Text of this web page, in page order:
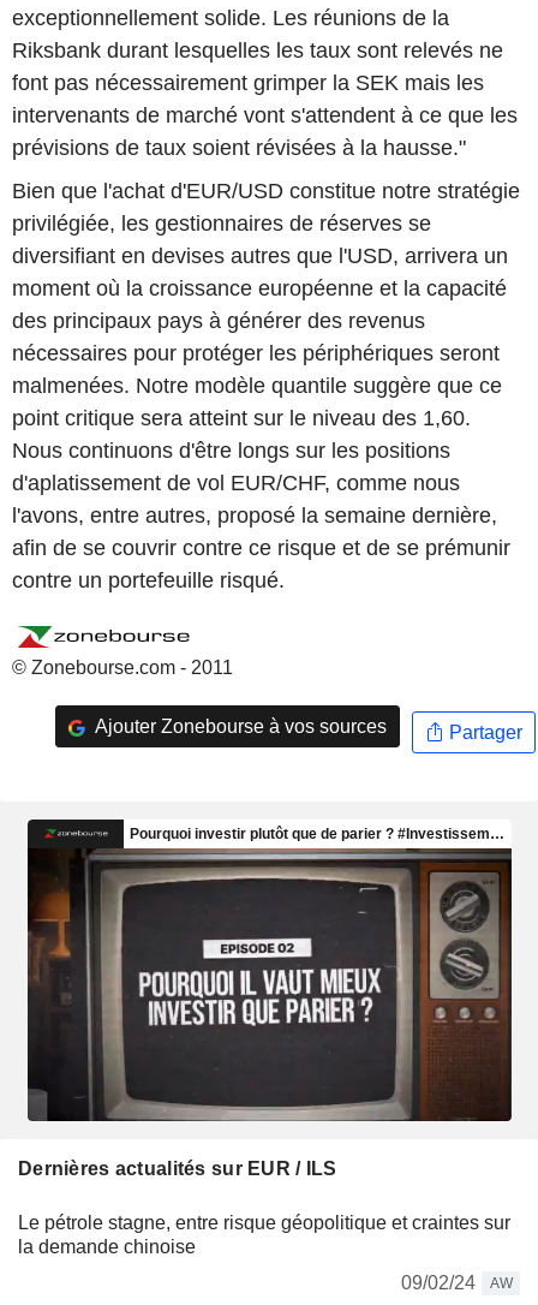
exceptionnellement solide. Les réunions de la
Riksbank durant lesquelles les taux sont relevés ne
font pas nécessairement grimper la SEK mais les
intervenants de marché vont s'attendent à ce que les
prévisions de taux soient révisées à la hausse."
Bien que l'achat d'EUR/USD constitue notre stratégie
privilégiée, les gestionnaires de réserves se
diversifiant en devises autres que l'USD, arrivera un
moment où la croissance européenne et la capacité
des principaux pays à générer des revenus
nécessaires pour protéger les périphériques seront
malmenées. Notre modèle quantile suggère que ce
point critique sera atteint sur le niveau des 1,60.
Nous continuons d'être longs sur les positions
d'aplatissement de vol EUR/CHF, comme nous
l'avons, entre autres, proposé la semaine dernière,
afin de se couvrir contre ce risque et de se prémunir
contre un portefeuille risqué.
© Zonebourse.com - 2011
Ajouter Zonebourse à vos sources Partager
Dernières actualités sur EUR / ILS
Le pétrole stagne, entre risque géopolitique et craintes sur
la demande chinoise
09/02/24
AW